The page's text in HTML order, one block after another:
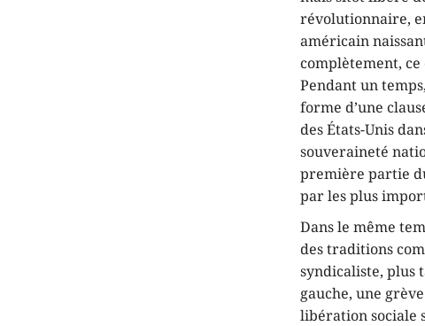
révolutionnaire,
américain
complètement,
Pendant un
forme d’une
des États-Unis
souveraineté
première partie
par les plus
Dans le même
des traditions
syndicaliste, plus
gauche, une
libération sociale